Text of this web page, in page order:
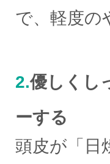
で、軽度の
2.優しくし
ーする
頭皮が「日